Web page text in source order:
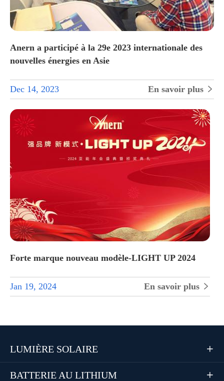
Anern a participé à la 29e 2023 internationale des
nouvelles énergies en Asie
Dec 14, 2023 En savoir plus 
Forte marque nouveau modèle-LIGHT UP 2024
Jan 19, 2024 En savoir plus 
LUMIÈRE SOLAIRE 
BATTERIE AU LITHIUM 